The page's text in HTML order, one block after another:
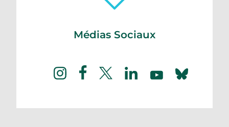
Médias Sociaux
instagramfacebooktwitterlinkedinyoutubebluesky